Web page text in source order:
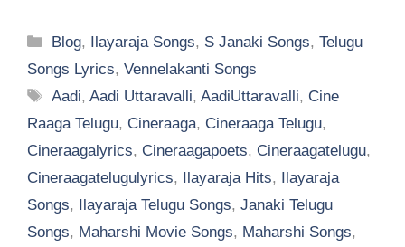
Categories
Blog, Ilayaraja Songs, S Janaki Songs,Telugu
Songs Lyrics, Vennelakanti Songs
Tags
Aadi,Aadi Uttaravalli,AadiUttaravalli, Cine
Raaga Telugu, Cineraaga, Cineraaga Telugu,
Cineraagalyrics, Cineraagapoets, Cineraagatelugu,
Cineraagatelugulyrics, Ilayaraja Hits,
Ilayaraja
Songs, Ilayaraja Telugu Songs, Janaki Telugu
Songs, Maharshi Movie Songs, Maharshi Songs,